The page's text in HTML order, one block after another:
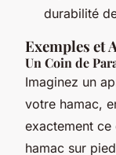
durabilité
Exemples et
Un Coin de
Imaginez un
votre hamac,
exactement
hamac sur